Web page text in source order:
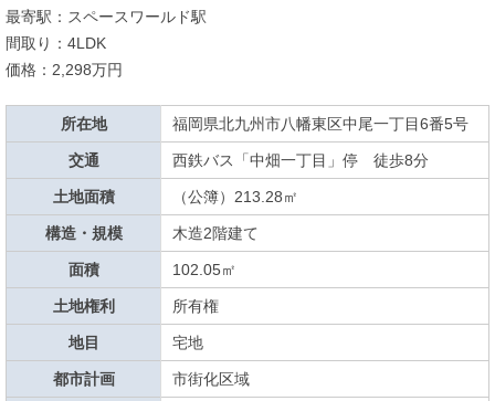
最寄駅：スペースワールド駅
間取り：4LDK
価格：2,298万円
所在地 福岡県北九州市八幡東区中尾一丁目6番5号
交通 西鉄バス「中畑一丁目」停 徒歩8分
土地面積 （公簿）213.28㎡
構造・規模 木造2階建て
面積 102.05㎡
土地権利 所有権
地目 宅地
都市計画 市街化区域